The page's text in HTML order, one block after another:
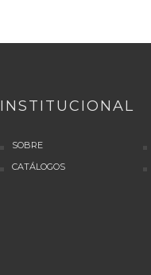
INSTITUCIONAL
SOBRE
CATÁLOGOS